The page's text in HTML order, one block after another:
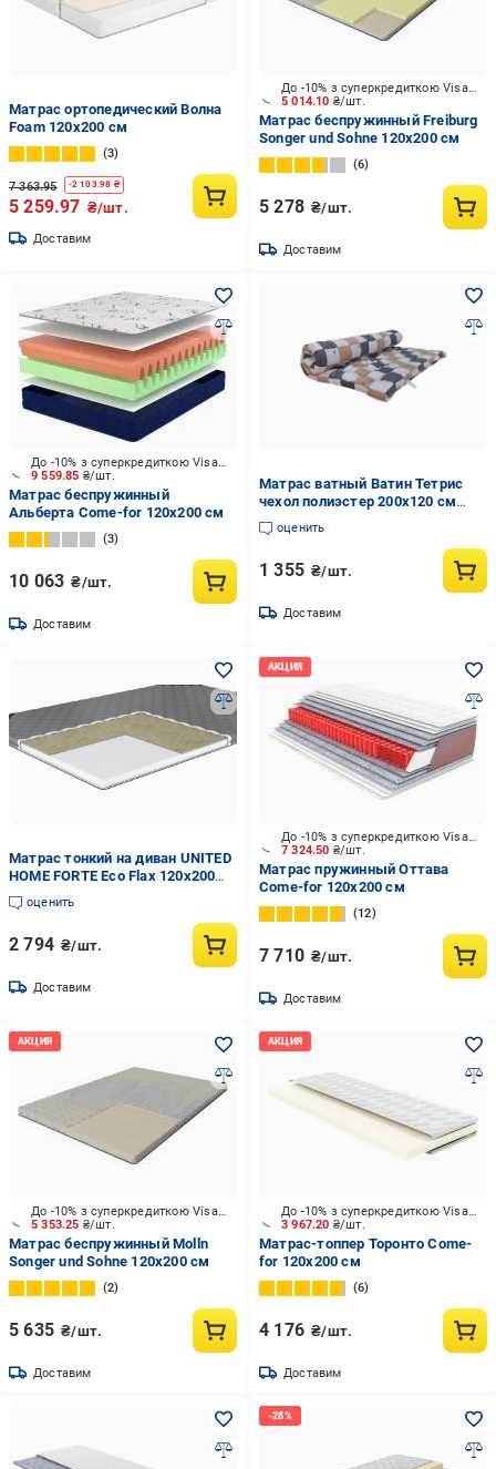
Матрас ортопедический Волна
Foam 120x200 см
3
7 363.95 -2 103.98 ₴
5 259.97 ₴/шт.
Доставим
5 014.10 ₴/шт.
До -10% з суперкредиткою Visa Вигода
Матрас беспружинный Freiburg
Songer und Sohne 120x200 см
6
5 278 ₴/шт.
Доставим
9 559.85 ₴/шт.
До -10% з суперкредиткою Visa Вигода
Матрас беспружинный
Альберта Come-for 120x200 см
3
10 063 ₴/шт.
Доставим
Матрас ватный Ватин Тетрис
чехол полиэстер 200х120 см
(19/60п/56)
оценить
1 355 ₴/шт.
Доставим
Матрас тонкий на диван UNITED
HOME FORTE Eco Flax 120х200
см (3107987030)
оценить
2 794 ₴/шт.
Доставим
7 324.50 ₴/шт.
До -10% з суперкредиткою Visa Вигода
Матрас пружинный Оттава
Come-for 120x200 см
12
7 710 ₴/шт.
Доставим
5 353.25 ₴/шт.
До -10% з суперкредиткою Visa Вигода
Матрас беспружинный Molln
Songer und Sohne 120x200 см
2
5 635 ₴/шт.
Доставим
3 967.20 ₴/шт.
До -10% з суперкредиткою Visa Вигода
Матрас-топпер Торонто Come-
for 120x200 см
6
4 176 ₴/шт.
Доставим